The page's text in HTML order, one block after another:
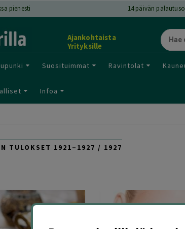
pienesti 14päivän
Ajankohtaista
Yrityksille
Suosituimmat Ravintolat
Infoa
TULOKSET 1921–1927 / 1927